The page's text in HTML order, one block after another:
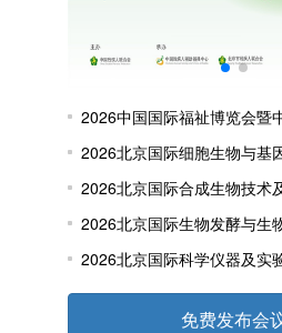
2026中国国际福祉博览会暨
会
2026北京国际细胞生物与基
2026北京国际合成生物技术
2026北京国际生物发酵与生
2026北京国际科学仪器及实
免费发布会